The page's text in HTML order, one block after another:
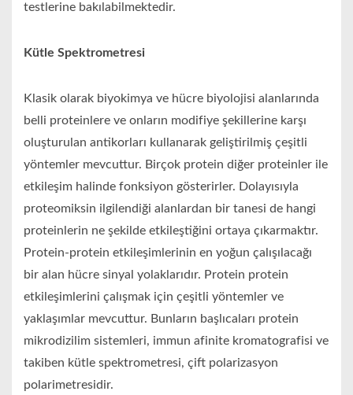
testlerine bakılabilmektedir.
Kütle Spektrometresi
Klasik olarak biyokimya ve hücre biyolojisi alanlarında
belli proteinlere ve onların modifiye şekillerine karşı
oluşturulan antikorları kullanarak geliştirilmiş çeşitli
yöntemler mevcuttur. Birçok protein diğer proteinler ile
etkileşim halinde fonksiyon gösterirler. Dolayısıyla
proteomiksin ilgilendiği alanlardan bir tanesi de hangi
proteinlerin ne şekilde etkileştiğini ortaya çıkarmaktır.
Protein-protein etkileşimlerinin en yoğun çalışılacağı
bir alan hücre sinyal yolaklarıdır. Protein protein
etkileşimlerini çalışmak için çeşitli yöntemler ve
yaklaşımlar mevcuttur. Bunların başlıcaları protein
mikrodizilim sistemleri, immun afinite kromatografisi ve
takiben kütle spektrometresi, çift polarizasyon
polarimetresidir.